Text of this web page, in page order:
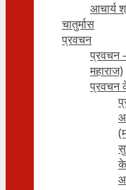
आचार्य
चातुर्मास
प्रवचन
प्रवचन
महाराज)
प्रवचन
के